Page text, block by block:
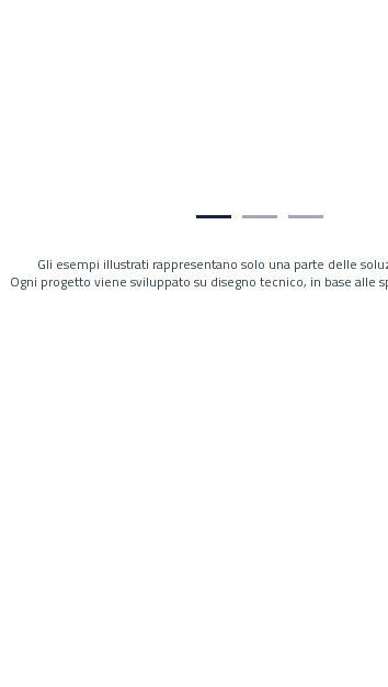
Gli esempi illustrati rappresentano solo una parte delle
Ogni progetto viene sviluppato su disegno tecnico, in base alle